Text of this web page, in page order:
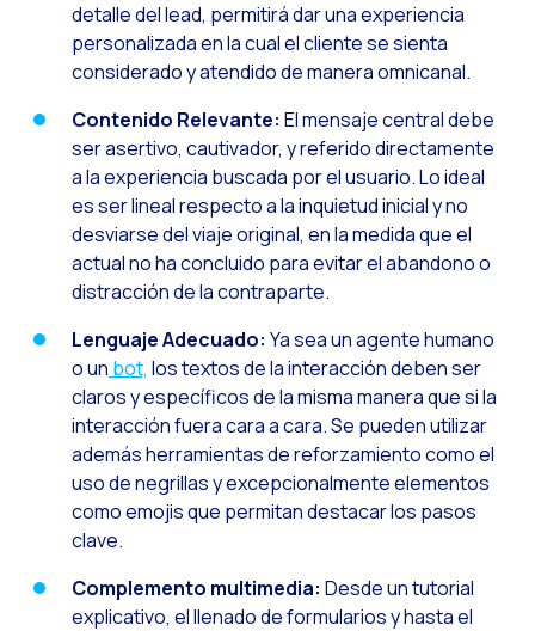
Optimiza tu atención
Ya puedes ofrecer
Innovando en la
Agiliza tus
Acercando a las
OneMarketer
Optimiza la atención
WhatsApp Flows:
Seasonalities:
La movilidad
Integración de
detalle del lead, permitirá dar una experiencia
personalizada en la cual el cliente se sienta
considerado y atendido de manera omnicanal.
Contenido Relevante: El mensaje central debe
ser asertivo, cautivador, y referido directamente
a la experiencia buscada por el usuario. Lo ideal
es ser lineal respecto a la inquietud inicial y no
desviarse del viaje original, en la medida que el
actual no ha concluido para evitar el abandono o
distracción de la contraparte.
Lenguaje Adecuado: Ya sea un agente humano
o un bot, los textos de la interacción deben ser
claros y específicos de la misma manera que si la
interacción fuera cara a cara. Se pueden utilizar
además herramientas de reforzamiento como el
uso de negrillas y excepcionalmente elementos
como emojis que permitan destacar los pasos
clave.
Complemento multimedia: Desde un tutorial
explicativo, el llenado de formularios y hasta el